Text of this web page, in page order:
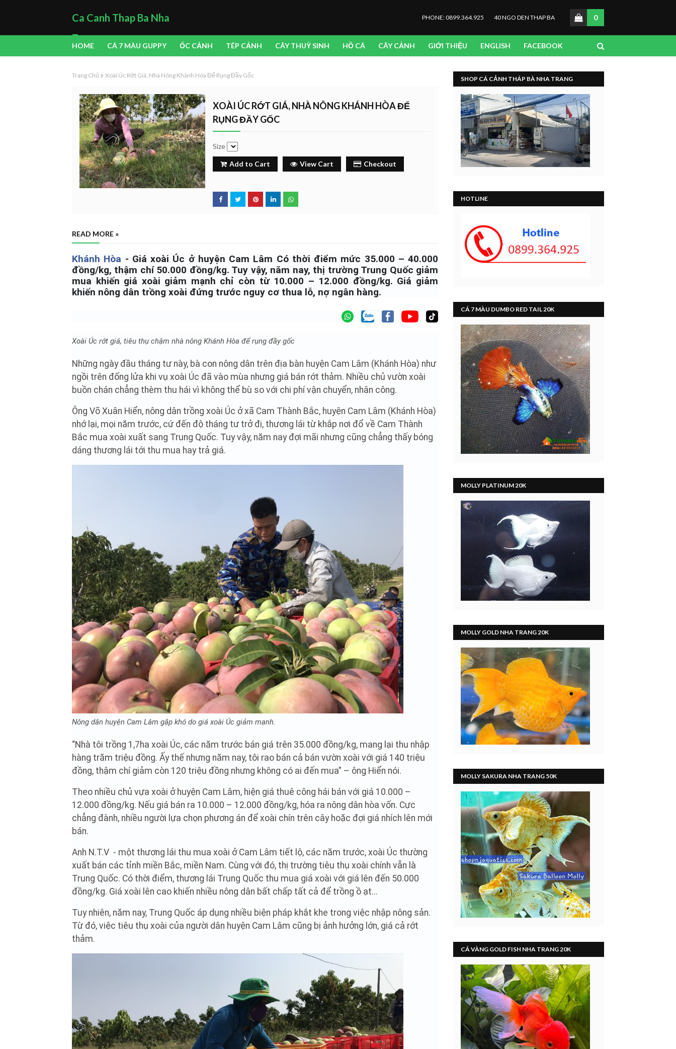
Ca Canh Thap Ba Nha
Trang
PHONE: 0899.364.925 40 NGO DEN THAP BA 0
HOME CÁ 7 MÀU GUPPY ỐC CẢNH TÉP CẢNH CÂY THUỶ SINH HỒ CÁ CÂY CẢNH GIỚI THIỆU ENGLISH FACEBOOK
Trang Chủ Xoài Úc Rớt Giá, Nhà Nông Khánh Hòa Để Rụng Đầy Gốc
XOÀI ÚC RỚT GIÁ, NHÀ NÔNG KHÁNH HÒA ĐỂ
RỤNG ĐẦY GỐC
Size
Add to Cart View Cart Checkout
READ MORE »
Khánh Hòa - Giá xoài Úc ở huyện Cam Lâm Có thời điểm mức 35.000 – 40.000
đồng/kg, thậm chí 50.000 đồng/kg. Tuy vậy, năm nay, thị trường Trung Quốc giảm
mua khiến giá xoài giảm mạnh chỉ còn từ 10.000 – 12.000 đồng/kg. Giá giảm
khiến nông dân trồng xoài đứng trước nguy cơ thua lỗ, nợ ngân hàng.
Xoài Úc rớt giá, tiêu thụ chậm nhà nông Khánh Hòa để rụng đầy gốc
Những ngày đầu tháng tư này, bà con nông dân trên địa bàn huyện Cam Lâm (Khánh Hòa) như
ngồi trên đống lửa khi vụ xoài Úc đã vào mùa nhưng giá bán rớt thảm. Nhiều chủ vườn xoài
buồn chán chẳng thèm thu hái vì không thể bù so với chi phí vận chuyển, nhân công.
Ông Võ Xuân Hiển, nông dân trồng xoài Úc ở xã Cam Thành Bắc, huyện Cam Lâm (Khánh Hòa)
nhớ lại, mọi năm trước, cứ đến độ tháng tư trở đi, thương lái từ khắp nơi đổ về Cam Thành
Bắc mua xoài xuất sang Trung Quốc. Tuy vậy, năm nay đợi mãi nhưng cũng chẳng thấy bóng
dáng thương lái tới thu mua hay trả giá.
Nông dân huyện Cam Lâm gặp khó do giá xoài Úc giảm mạnh.
“Nhà tôi trồng 1,7ha xoài Úc, các năm trước bán giá trên 35.000 đồng/kg, mang lại thu nhập
hàng trăm triệu đồng. Ấy thế nhưng năm nay, tôi rao bán cả bán vườn xoài với giá 140 triệu
đồng, thậm chí giảm còn 120 triệu đồng nhưng không có ai đến mua” – ông Hiển nói.
Theo nhiều chủ vựa xoài ở huyện Cam Lâm, hiện giá thuê công hái bán với giá 10.000 –
12.000 đồng/kg. Nếu giá bán ra 10.000 – 12.000 đồng/kg, hóa ra nông dân hòa vốn. Cực
chẳng đành, nhiều người lựa chọn phương án để xoài chín trên cây hoặc đợi giá nhích lên mới
bán.
Anh N.T.V - một thương lái thu mua xoài ở Cam Lâm tiết lộ, các năm trước, xoài Úc thường
xuất bán các tỉnh miền Bắc, miền Nam. Cùng với đó, thị trường tiêu thụ xoài chính vẫn là
Trung Quốc. Có thời điểm, thương lái Trung Quốc thu mua giá xoài với giá lên đến 50.000
đồng/kg. Giá xoài lên cao khiến nhiều nông dân bất chấp tất cả để trồng ồ ạt...
Tuy nhiên, năm nay, Trung Quốc áp dụng nhiều biện pháp khắt khe trong việc nhập nông sản.
Từ đó, việc tiêu thụ xoài của người dân huyện Cam Lâm cũng bị ảnh hưởng lớn, giá cả rớt
thảm.
SHOP CÁ CẢNH THÁP BÀ NHA TRANG
HOTLINE
CÁ 7 MÀU DUMBO RED TAIL 20K
MOLLY PLATINUM 20K
MOLLY GOLD NHA TRANG 20K
MOLLY SAKURA NHA TRANG 50K
CÁ VÀNG GOLD FISH NHA TRANG 20K